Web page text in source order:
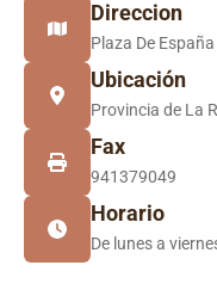
Direccion
Plaza De
Ubicación
Provincia de La
Fax
941379049
Horario
De lunes a